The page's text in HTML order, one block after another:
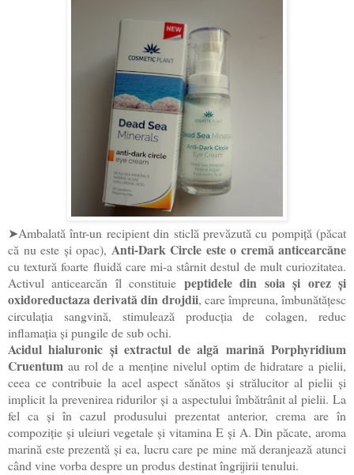
➤Ambalată într-un recipient din sticlă prevăzută cu pompiță (păcat
că nu este și opac), Anti-Dark Circle este o cremă anticearcăne
cu textură foarte fluidă care mi-a stârnit destul de mult curiozitatea.
Activul anticearcăn îl constituie peptidele din soia și orez și
oxidoreductaza derivată din drojdii, care împreuna, îmbunătățesc
circulația sangvină, stimulează producția de colagen, reduc
inflamația și pungile de sub ochi.
Acidul hialuronic și extractul de algă marină Porphyridium
Cruentum au rol de a menține nivelul optim de hidratare a pielii,
ceea ce contribuie la acel aspect sănătos și strălucitor al pielii și
implicit la prevenirea ridurilor și a aspectului îmbătrânit al pielii. La
fel ca și în cazul produsului prezentat anterior, crema are în
compoziție și uleiuri vegetale și vitamina E și A. Din păcate, aroma
marină este prezentă și ea, lucru care pe mine mă deranjează atunci
când vine vorba despre un produs destinat îngrijirii tenului.